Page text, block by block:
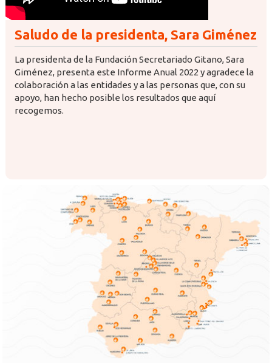
Saludo de la presidenta, Sara Giménez
La presidenta de la Fundación Secretariado Gitano, Sara
Giménez, presenta este Informe Anual 2022 y agradece la
colaboración a las entidades y a las personas que, con su
apoyo, han hecho posible los resultados que aquí
recogemos.